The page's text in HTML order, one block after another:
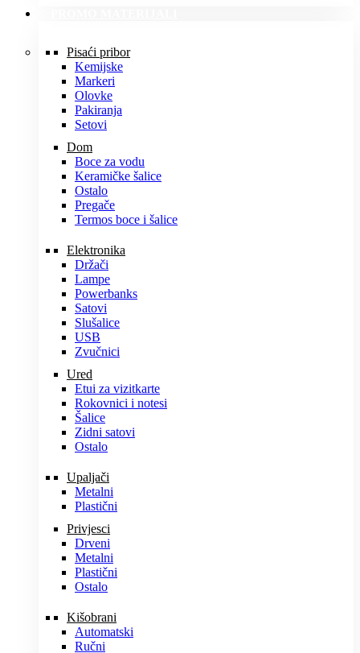
Pisaći pribor
Kemijske
Markeri
Olovke
Pakiranja
Setovi
Dom
Boce za vodu
Keramičke šalice
Ostalo
Pregače
Termos boce i šalice
Elektronika
Držači
Lampe
Powerbanks
Satovi
Slušalice
USB
Zvučnici
Ured
Etui za vizitkarte
Rokovnici i notesi
Šalice
Zidni satovi
Ostalo
Upaljači
Metalni
Plastični
Privjesci
Drveni
Metalni
Plastični
Ostalo
Kišobrani
Automatski
Ručni